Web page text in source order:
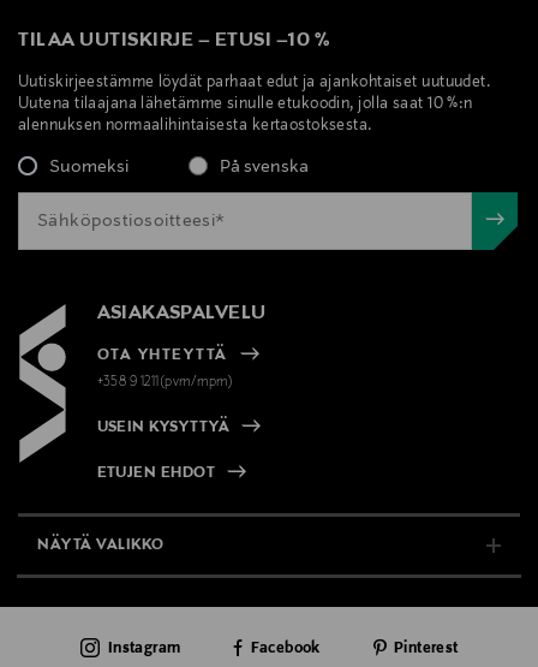
TILAA UUTISKIRJE – ETUSI –10 %
Uutiskirjeestämme löydät parhaat edut ja ajankohtaiset uutuudet.
Uutena tilaajana lähetämme sinulle etukoodin, jolla saat 10 %:n
alennuksen normaalihintaisesta kertaostoksesta.
Suomeksi På svenska
ASIAKASPALVELU
OTA YHTEYTTÄ
+358 9 1211(pvm/mpm)
USEIN KYSYTTYÄ
ETUJEN EHDOT
NÄYTÄ VALIKKO
AJANKOHTAISTA
Instagram Facebook Pinterest